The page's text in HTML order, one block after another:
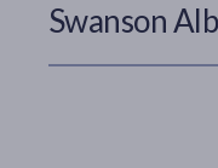
Swanson